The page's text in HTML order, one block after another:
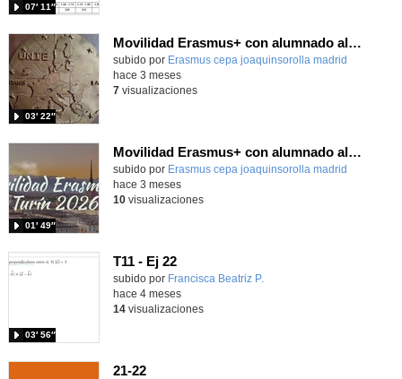
07′ 11″
Movilidad Erasmus+ con alumnado al Centre EPIDE de Burdeos
subido por Erasmus cepa joaquinsorolla madrid
03′ 22″
hace 3 meses
7visualizaciones
Movilidad Erasmus+ con alumnado al CPIA 1 Turín
subido por Erasmus cepa joaquinsorolla madrid
01′ 49″
hace 3 meses
10visualizaciones
T11 - Ej 22
Contenido educativo.
subido por Francisca Beatriz P.
03′ 56″
hace 4 meses
14visualizaciones
21-22